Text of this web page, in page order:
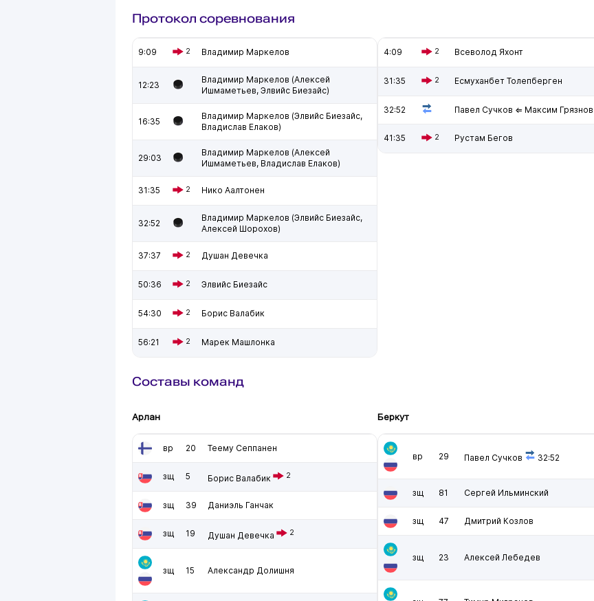
Протокол соревнования
9:09 2 Владимир Маркелов
12:23
Владимир Маркелов (Алексей
Ишмаметьев, Элвийс Биезайс)
16:35
Владимир Маркелов (Элвийс Биезайс,
Владислав Елаков)
29:03
Владимир Маркелов (Алексей
Ишмаметьев, Владислав Елаков)
31:35 2 Нико Аалтонен
32:52
Владимир Маркелов (Элвийс Биезайс,
Алексей Шорохов)
37:37 2 Душан Девечка
50:36 2 Элвийс Биезайс
54:30 2 Борис Валабик
56:21 2 Марек Машлонка
4:09 2 Всеволод Яхонт
31:35 2 Есмуханбет Толепберген
32:52 Павел Сучков ⇐ Максим Грязнов
41:35 2 Рустам Бегов
Составы команд
Арлан
вр 20 Теему Сеппанен
зщ 5 Борис Валабик 2
зщ 39 Даниэль Ганчак
зщ 19 Душан Девечка 2
зщ 15 Александр Долишня
Беркут
вр 29 Павел Сучков 32:52
зщ 81 Сергей Ильминский
зщ 47 Дмитрий Козлов
зщ 23 Алексей Лебедев